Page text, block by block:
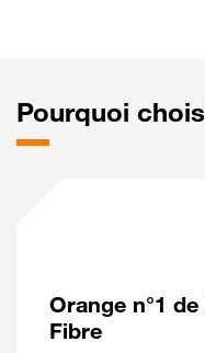
Pourquoi
Orange n°1
Fibre